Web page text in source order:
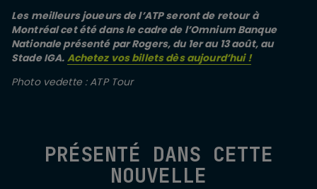
Les meilleurs joueurs de l’ATP seront de retour à
Montréal cet été dans le cadre de l’Omnium Banque
Nationale présenté par Rogers, du 1er au 13 août, au
Stade IGA. Achetez vos billets dès aujourd’hui !
Photo vedette : ATP Tour
PRÉSENTÉ DANS CETTE
NOUVELLE